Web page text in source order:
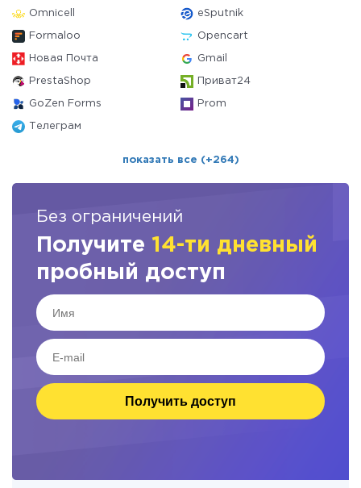
Omnicell eSputnik
Formaloo Opencart
Новая Почта Gmail
PrestaShop Приват24
GoZen Forms Prom
Телеграм
показать все (+264)
Без ограничений
Получите 14-ти дневный
пробный доступ
Получить доступ